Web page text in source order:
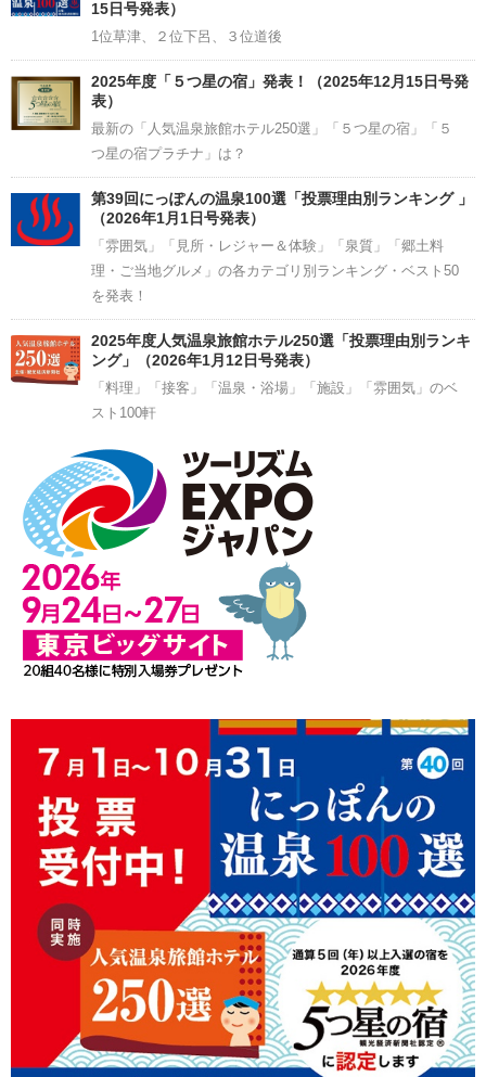
15日号発表）
1位草津、２位下呂、３位道後
2025年度「５つ星の宿」発表！（2025年12月15日号発
表）
最新の「人気温泉旅館ホテル250選」「５つ星の宿」「５
つ星の宿プラチナ」は？
第39回にっぽんの温泉100選「投票理由別ランキング 」
（2026年1月1日号発表）
「雰囲気」「見所・レジャー＆体験」「泉質」「郷土料
理・ご当地グルメ」の各カテゴリ別ランキング・ベスト50
を発表！
2025年度人気温泉旅館ホテル250選「投票理由別ランキ
ング」（2026年1月12日号発表）
「料理」「接客」「温泉・浴場」「施設」「雰囲気」のベ
スト100軒